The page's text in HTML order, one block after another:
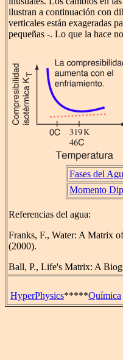
ilustran a continuación con
verticales están exageradas
pequeñas -. Lo que la hace
Fases del
Momento
Referencias del agua:
Franks, F., Water: A Matrix
(2000).
Ball, P., Life's Matrix: A
HyperPhysics*****Química